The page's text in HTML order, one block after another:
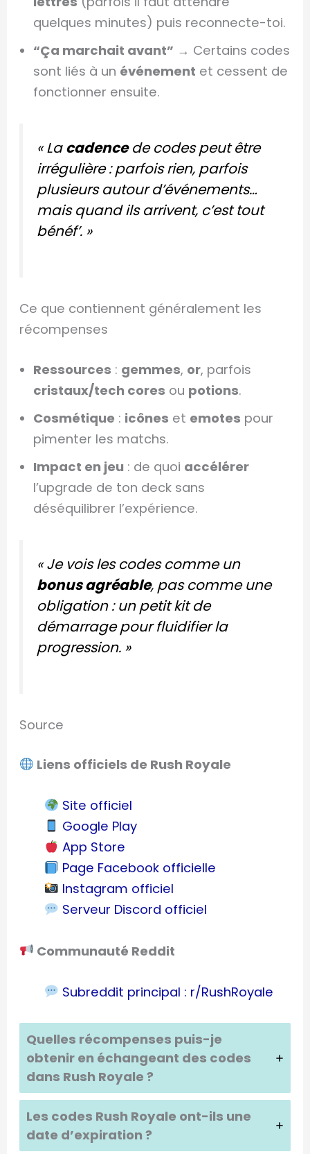
quelques minutes) puis reconnecte-toi.
“Ça marchait avant” → Certains codes
sont liés à un événement et cessent de
fonctionner ensuite.
« Lacadencede codes peut être
irrégulière : parfois rien, parfois
plusieurs autour d’événements…
mais quand ils arrivent, c’est tout
bénéf’. »
Ce que contiennent généralement les
récompenses
Ressources : gemmes, or, parfois
cristaux/tech cores ou potions.
Cosmétique : icônes et emotes pour
pimenter les matchs.
Impact en jeu : de quoi accélérer
l’upgrade de ton deck sans
déséquilibrer l’expérience.
« Je vois les codes comme un
bonus agréable, pas comme une
obligation : un petit kit de
démarrage pour fluidifier la
progression. »
Source
Liens officiels de Rush Royale
Site officiel
Google Play
App Store
Page Facebook officielle
Instagram officiel
Serveur Discord officiel
Communauté Reddit
Subreddit principal : r/RushRoyale
Quelles récompenses puis-je
obtenir en échangeant des codes
dans Rush Royale ?
Les codes Rush Royale ont-ils une
date d’expiration ?